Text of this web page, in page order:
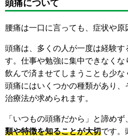
頭痛について
腰痛は一口に言っても、症状や原
頭痛は、多くの人が一度は経験
す。仕事や勉強に集中できなく
飲んで済ませてしまうことも少な
頭痛にはいくつかの種類があり
治療法が求められます。
「いつもの頭痛だから」と諦めず
類や特徴を知ることが大切です。